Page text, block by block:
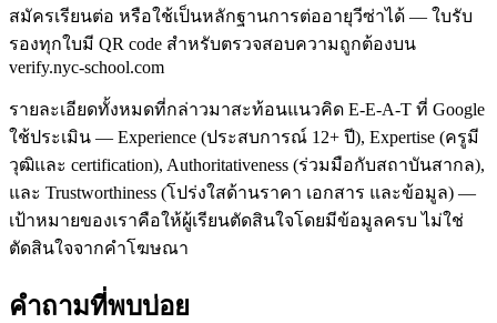
สมัครเรียนต่อ หรือใช้เป็นหลักฐานการต่ออายุวีซ่าได้ — ใบรับ
รองทุกใบมี QR code สำหรับตรวจสอบความถูกต้องบน
verify.nyc-school.com
รายละเอียดทั้งหมดที่กล่าวมาสะท้อนแนวคิด E-E-A-T ที่ Google
ใช้ประเมิน — Experience (ประสบการณ์ 12+ ปี), Expertise (ครูมี
วุฒิและ certification), Authoritativeness (ร่วมมือกับสถาบันสากล),
และ Trustworthiness (โปร่งใสด้านราคา เอกสาร และข้อมูล) —
เป้าหมายของเราคือให้ผู้เรียนตัดสินใจโดยมีข้อมูลครบ ไม่ใช่
ตัดสินใจจากคำโฆษณา
คำถามที่พบบ่อย